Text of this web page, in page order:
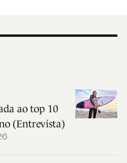
ao top 10
(Entrevista)